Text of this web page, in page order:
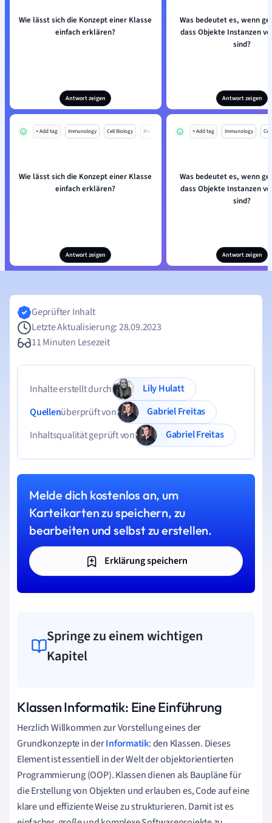
Wie lässt sich die Konzept einer Klasse
einfach erklären?
Antwort zeigen
Was bedeutet es, wenn
dass Objekte Instanzen
sind?
Antwort zeigen
+ Add tag Immunology Cell Biology Mo
Wie lässt sich die Konzept einer Klasse
einfach erklären?
Antwort zeigen
+ Add tag Immunology
Was bedeutet es, wenn
dass Objekte Instanzen
sind?
Antwort zeigen
Geprüfter Inhalt
Letzte Aktualisierung: 28.09.2023
11 Minuten Lesezeit
Inhalte erstellt durch
Lily Hulatt
Quellenüberprüft von
Gabriel Freitas
Inhaltsqualität geprüft von
Gabriel Freitas
Melde dich kostenlos an, um
Karteikarten zu speichern, zu
bearbeiten und selbst zu erstellen.
Erklärung speichern
Springe zu einem wichtigen
Kapitel
Klassen Informatik: Eine Einführung
Herzlich Willkommen zur Vorstellung eines der
Grundkonzepte in derInformatik: den Klassen. Dieses
Element ist essentiell in der Welt der objektorientierten
Programmierung (OOP). Klassen dienen als Baupläne für
die Erstellung von Objekten und erlauben es, Code auf eine
klare und effiziente Weise zu strukturieren. Damit ist es